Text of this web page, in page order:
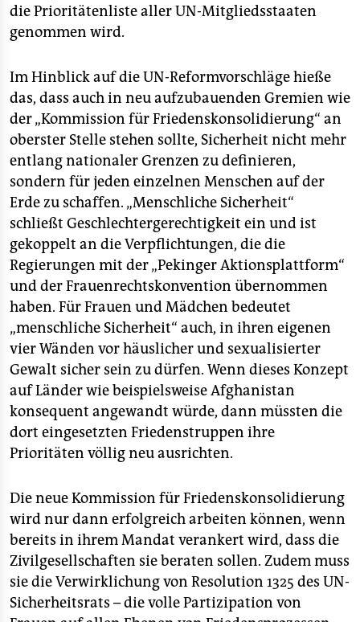
die Prioritätenliste aller UN-Mitgliedsstaaten
genommen wird.
Im Hinblick auf die UN-Reformvorschläge hieße
das, dass auch in neu aufzubauenden Gremien wie
der „Kommission für Friedenskonsolidierung“ an
oberster Stelle stehen sollte, Sicherheit nicht mehr
entlang nationaler Grenzen zu definieren,
sondern für jeden einzelnen Menschen auf der
Erde zu schaffen. „Menschliche Sicherheit“
schließt Geschlechtergerechtigkeit ein und ist
gekoppelt an die Verpflichtungen, die die
Regierungen mit der „Pekinger Aktionsplattform“
und der Frauenrechtskonvention übernommen
haben. Für Frauen und Mädchen bedeutet
„menschliche Sicherheit“ auch, in ihren eigenen
vier Wänden vor häuslicher und sexualisierter
Gewalt sicher sein zu dürfen. Wenn dieses Konzept
auf Länder wie beispielsweise Afghanistan
konsequent angewandt würde, dann müssten die
dort eingesetzten Friedenstruppen ihre
Prioritäten völlig neu ausrichten.
Die neue Kommission für Friedenskonsolidierung
wird nur dann erfolgreich arbeiten können, wenn
bereits in ihrem Mandat verankert wird, dass die
Zivilgesellschaften sie beraten sollen. Zudem muss
sie die Verwirklichung von Resolution 1325 des UN-
Sicherheitsrats – die volle Partizipation von